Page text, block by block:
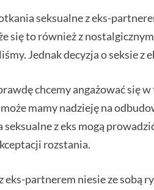
seksualne z eks-
się to również z
Jednak decyzja o seksie z
chcemy angażować się
mamy nadzieję na
z eks mogą
rozstania.
eks-partnerem niesie ze sobą